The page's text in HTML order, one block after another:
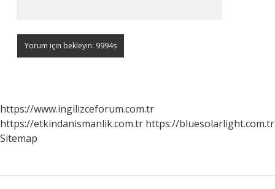
https://www.ingilizceforum.com.tr
https://etkindanismanlik.com.tr https://bluesolarlight.com.tr
Sitemap